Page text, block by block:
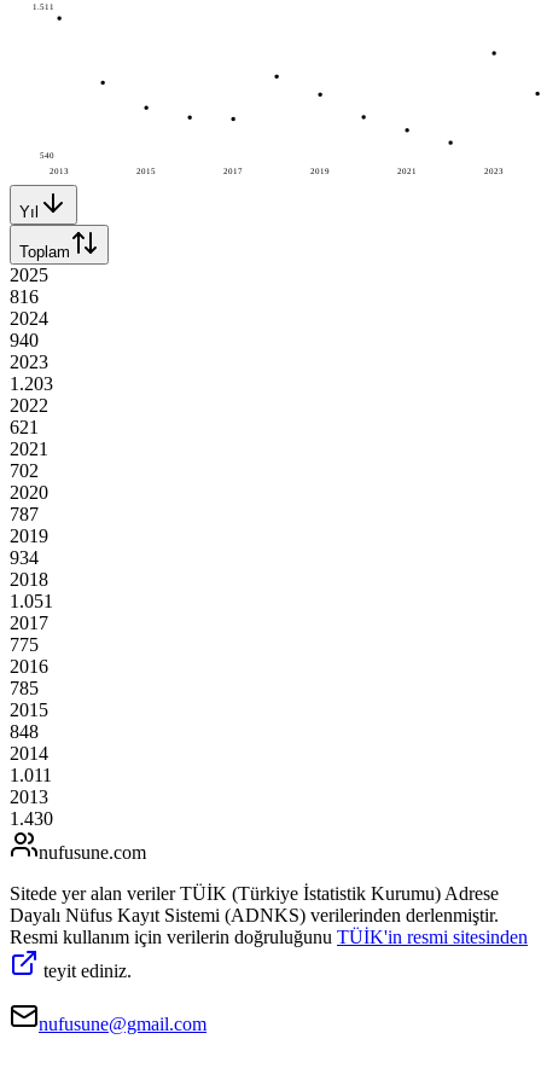
2013 2015 2017 2019 2021 2023
1.511
540
Yıl
Toplam
2025
816
2024
940
2023
1.203
2022
621
2021
702
2020
787
2019
934
2018
1.051
2017
775
2016
785
2015
848
2014
1.011
2013
1.430
nufusune.com
Sitede yer alan veriler TÜİK (Türkiye İstatistik Kurumu) Adrese
Dayalı Nüfus Kayıt Sistemi (ADNKS) verilerinden derlenmiştir.
Resmi kullanım için verilerin doğruluğunu TÜİK'in resmi sitesinden
teyit ediniz.
nufusune@gmail.com